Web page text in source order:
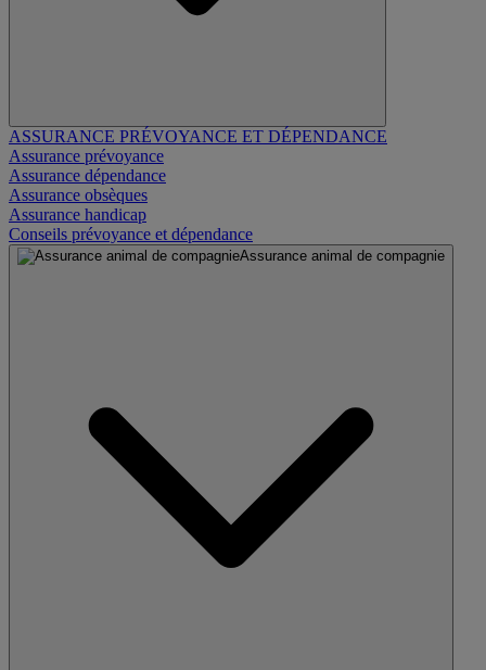
ASSURANCE PRÉVOYANCE ET DÉPENDANCE
Assurance prévoyance
Assurance dépendance
Assurance obsèques
Assurance handicap
Conseils prévoyance et dépendance
Assurance animal de compagnie